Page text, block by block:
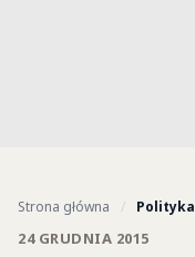
Strona główna / Polityka
24 GRUDNIA 2015